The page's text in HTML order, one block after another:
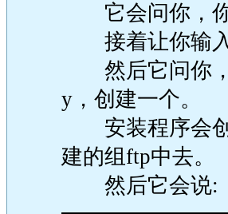
它会问你，你
接着让你输入
然后它问你，
y，创建一个。
安装程序会创
建的组ftp中去。
然后它会说: